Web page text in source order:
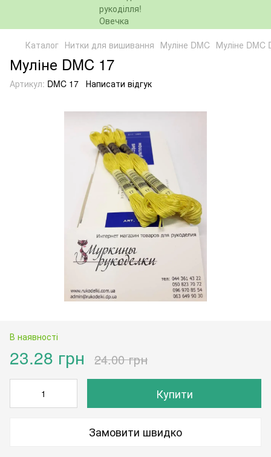
Каталог Нитки для вишивання Муліне DMC Муліне DMC
Муліне DMC 17
Артикул: DMC 17 Написати відгук
В наявності
23.28 грн 24.00 грн
Купити
Замовити швидко